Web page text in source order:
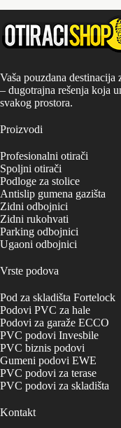
Vaša pouzdana
– dugotrajna rešenja koja
svakog prostora.
Proizvodi
Profesionalni otirači
Spoljni otirači
Podloge za stolice
Antislip gumena gazišta
Zidni odbojnici
Zidni rukohvati
Parking odbojnici
Ugaoni odbojnici
Vrste podova
Pod za skladišta Fortelock
Podovi PVC za hale
Podovi za garaže ECCO
PVC podovi Invesbile
PVC biznis podovi
Gumeni podovi EWE
PVC podovi za terase
PVC podovi za skladišta
Kontakt